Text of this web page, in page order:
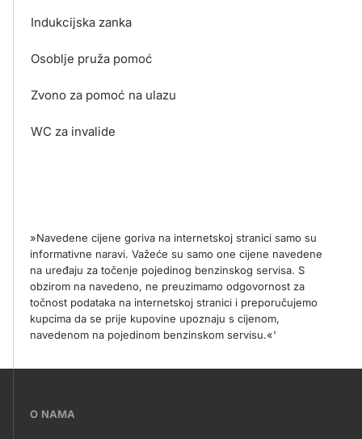
Indukcijska zanka
Osoblje pruža pomoć
Zvono za pomoć na ulazu
WC za invalide
»Navedene cijene goriva na internetskoj stranici samo su
informativne naravi. Važeće su samo one cijene navedene
na uređaju za točenje pojedinog benzinskog servisa. S
obzirom na navedeno, ne preuzimamo odgovornost za
točnost podataka na internetskoj stranici i preporučujemo
kupcima da se prije kupovine upoznaju s cijenom,
navedenom na pojedinom benzinskom servisu.«'
???O NAMA